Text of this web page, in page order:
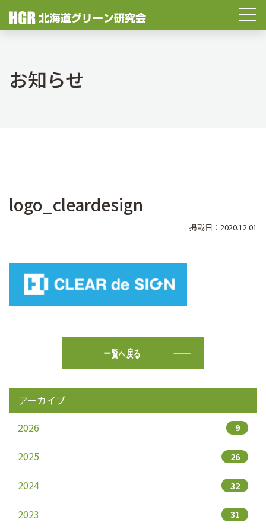
お知らせ
logo_cleardesign
掲載日：2020.12.01
一覧へ戻る
アーカイブ
2026
9
2025 26
2024 32
2023 31